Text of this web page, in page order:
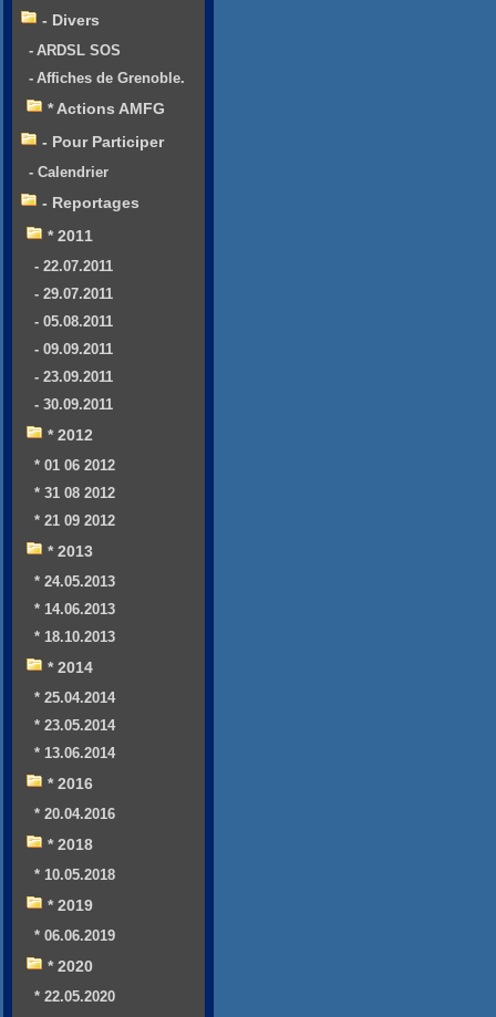
- Divers
- ARDSL SOS
- Affiches de Grenoble.
* Actions AMFG
- Pour Participer
- Calendrier
- Reportages
* 2011
- 22.07.2011
- 29.07.2011
- 05.08.2011
- 09.09.2011
- 23.09.2011
- 30.09.2011
* 2012
* 01 06 2012
* 31 08 2012
* 21 09 2012
* 2013
* 24.05.2013
* 14.06.2013
* 18.10.2013
* 2014
* 25.04.2014
* 23.05.2014
* 13.06.2014
* 2016
* 20.04.2016
* 2018
* 10.05.2018
* 2019
* 06.06.2019
* 2020
* 22.05.2020